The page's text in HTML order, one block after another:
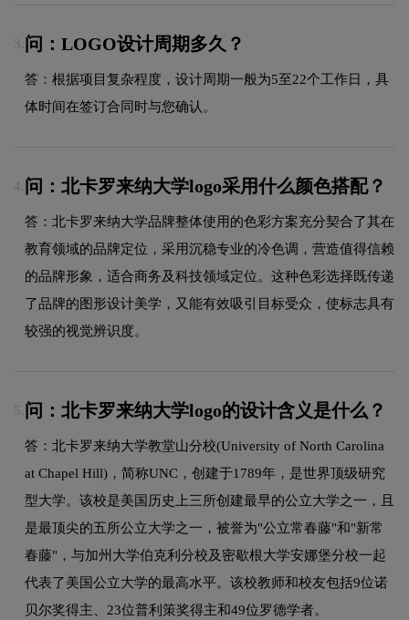
3. 问：LOGO设计周期多久？
答：根据项目复杂程度，设计周期一般为5至22个工作日，具
体时间在签订合同时与您确认。
4. 问：北卡罗来纳大学logo采用什么颜色搭配？
答：北卡罗来纳大学品牌整体使用的色彩方案充分契合了其在
教育领域的品牌定位，采用沉稳专业的冷色调，营造值得信赖
的品牌形象，适合商务及科技领域定位。这种色彩选择既传递
了品牌的图形设计美学，又能有效吸引目标受众，使标志具有
较强的视觉辨识度。
5. 问：北卡罗来纳大学logo的设计含义是什么？
答：北卡罗来纳大学教堂山分校(University of North Carolina
at Chapel Hill)，简称UNC，创建于1789年，是世界顶级研究
型大学。该校是美国历史上三所创建最早的公立大学之一，且
是最顶尖的五所公立大学之一，被誉为"公立常春藤"和"新常
春藤"，与加州大学伯克利分校及密歇根大学安娜堡分校一起
代表了美国公立大学的最高水平。该校教师和校友包括9位诺
贝尔奖得主、23位普利策奖得主和49位罗德学者。